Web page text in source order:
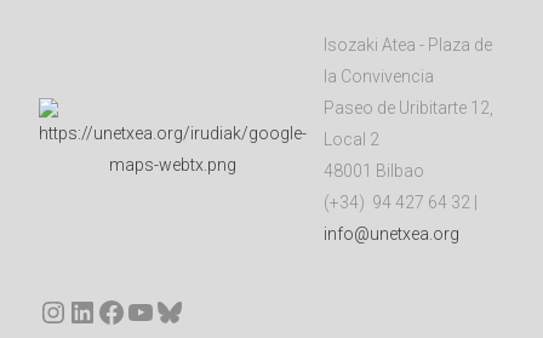
Isozaki Atea - Plaza de
la Convivencia
Paseo de Uribitarte 12,
Local 2
48001 Bilbao
(+34) 94 427 64 32 |
info@unetxea.org
Instagram
LinkedIn
Facebook
YouTube
Bluesky